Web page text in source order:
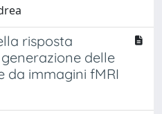
risposta
delle
da immagini fMRI